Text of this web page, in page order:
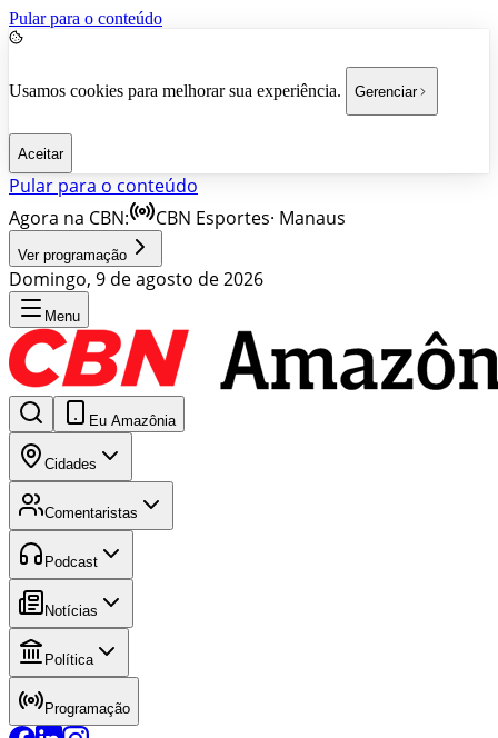
Pular para o conteúdo
Usamos cookies para melhorar sua experiência. Gerenciar
Aceitar
Pular para o conteúdo
Agora na CBN:
CBN Esportes· Manaus
Ver programação
Domingo, 9 de agosto de 2026
Menu
Eu Amazônia
Cidades
Comentaristas
Podcast
Notícias
Política
Programação